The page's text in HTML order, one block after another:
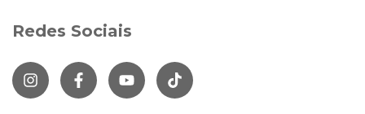
Redes Sociais